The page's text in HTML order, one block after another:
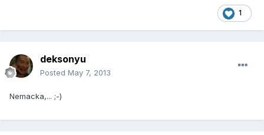
1
deksonyu
Posted May 7, 2013
Nemacka,... ;-)